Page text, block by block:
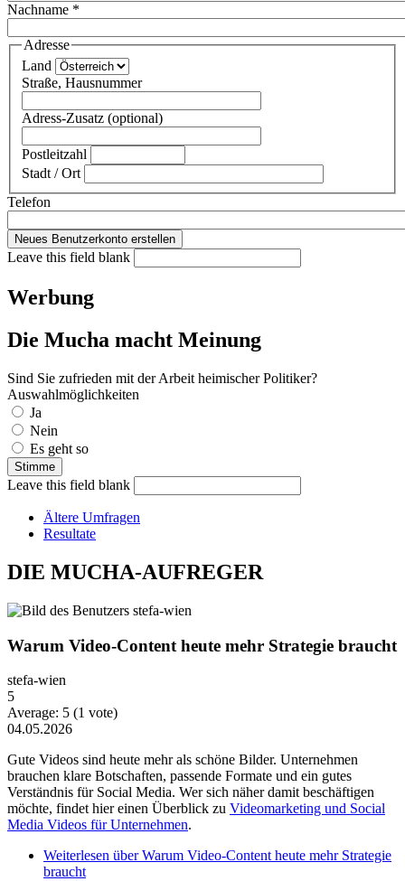
Nachname *
Adresse
Land
Straße, Hausnummer
Adress-Zusatz (optional)
Postleitzahl
Stadt / Ort
Telefon
Leave this field blank
Werbung
Die Mucha macht Meinung
Sind Sie zufrieden mit der Arbeit heimischer Politiker?
Auswahlmöglichkeiten
Ja
Nein
Es geht so
Leave this field blank
Ältere Umfragen
Resultate
DIE MUCHA-AUFREGER
Warum Video-Content heute mehr Strategie braucht
stefa-wien
5
Average: 5 (1 vote)
04.05.2026
Gute Videos sind heute mehr als schöne Bilder. Unternehmen
brauchen klare Botschaften, passende Formate und ein gutes
Verständnis für Social Media. Wer sich näher damit beschäftigen
möchte, findet hier einen Überblick zu Videomarketing und Social
Media Videos für Unternehmen.
Weiterlesen über Warum Video-Content heute mehr Strategie
braucht